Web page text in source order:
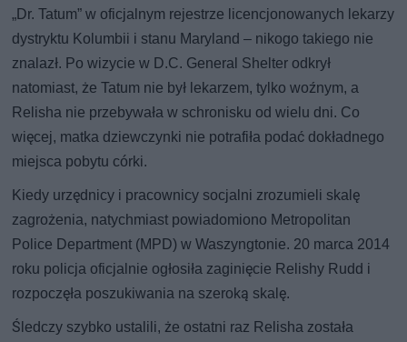
„Dr. Tatum” w oficjalnym rejestrze licencjonowanych lekarzy
dystryktu Kolumbii i stanu Maryland – nikogo takiego nie
znalazł. Po wizycie w D.C. General Shelter odkrył
natomiast, że Tatum nie był lekarzem, tylko woźnym, a
Relisha nie przebywała w schronisku od wielu dni. Co
więcej, matka dziewczynki nie potrafiła podać dokładnego
miejsca pobytu córki.
Kiedy urzędnicy i pracownicy socjalni zrozumieli skalę
zagrożenia, natychmiast powiadomiono Metropolitan
Police Department (MPD) w Waszyngtonie. 20 marca 2014
roku policja oficjalnie ogłosiła zaginięcie Relishy Rudd i
rozpoczęła poszukiwania na szeroką skalę.
Śledczy szybko ustalili, że ostatni raz Relisha została